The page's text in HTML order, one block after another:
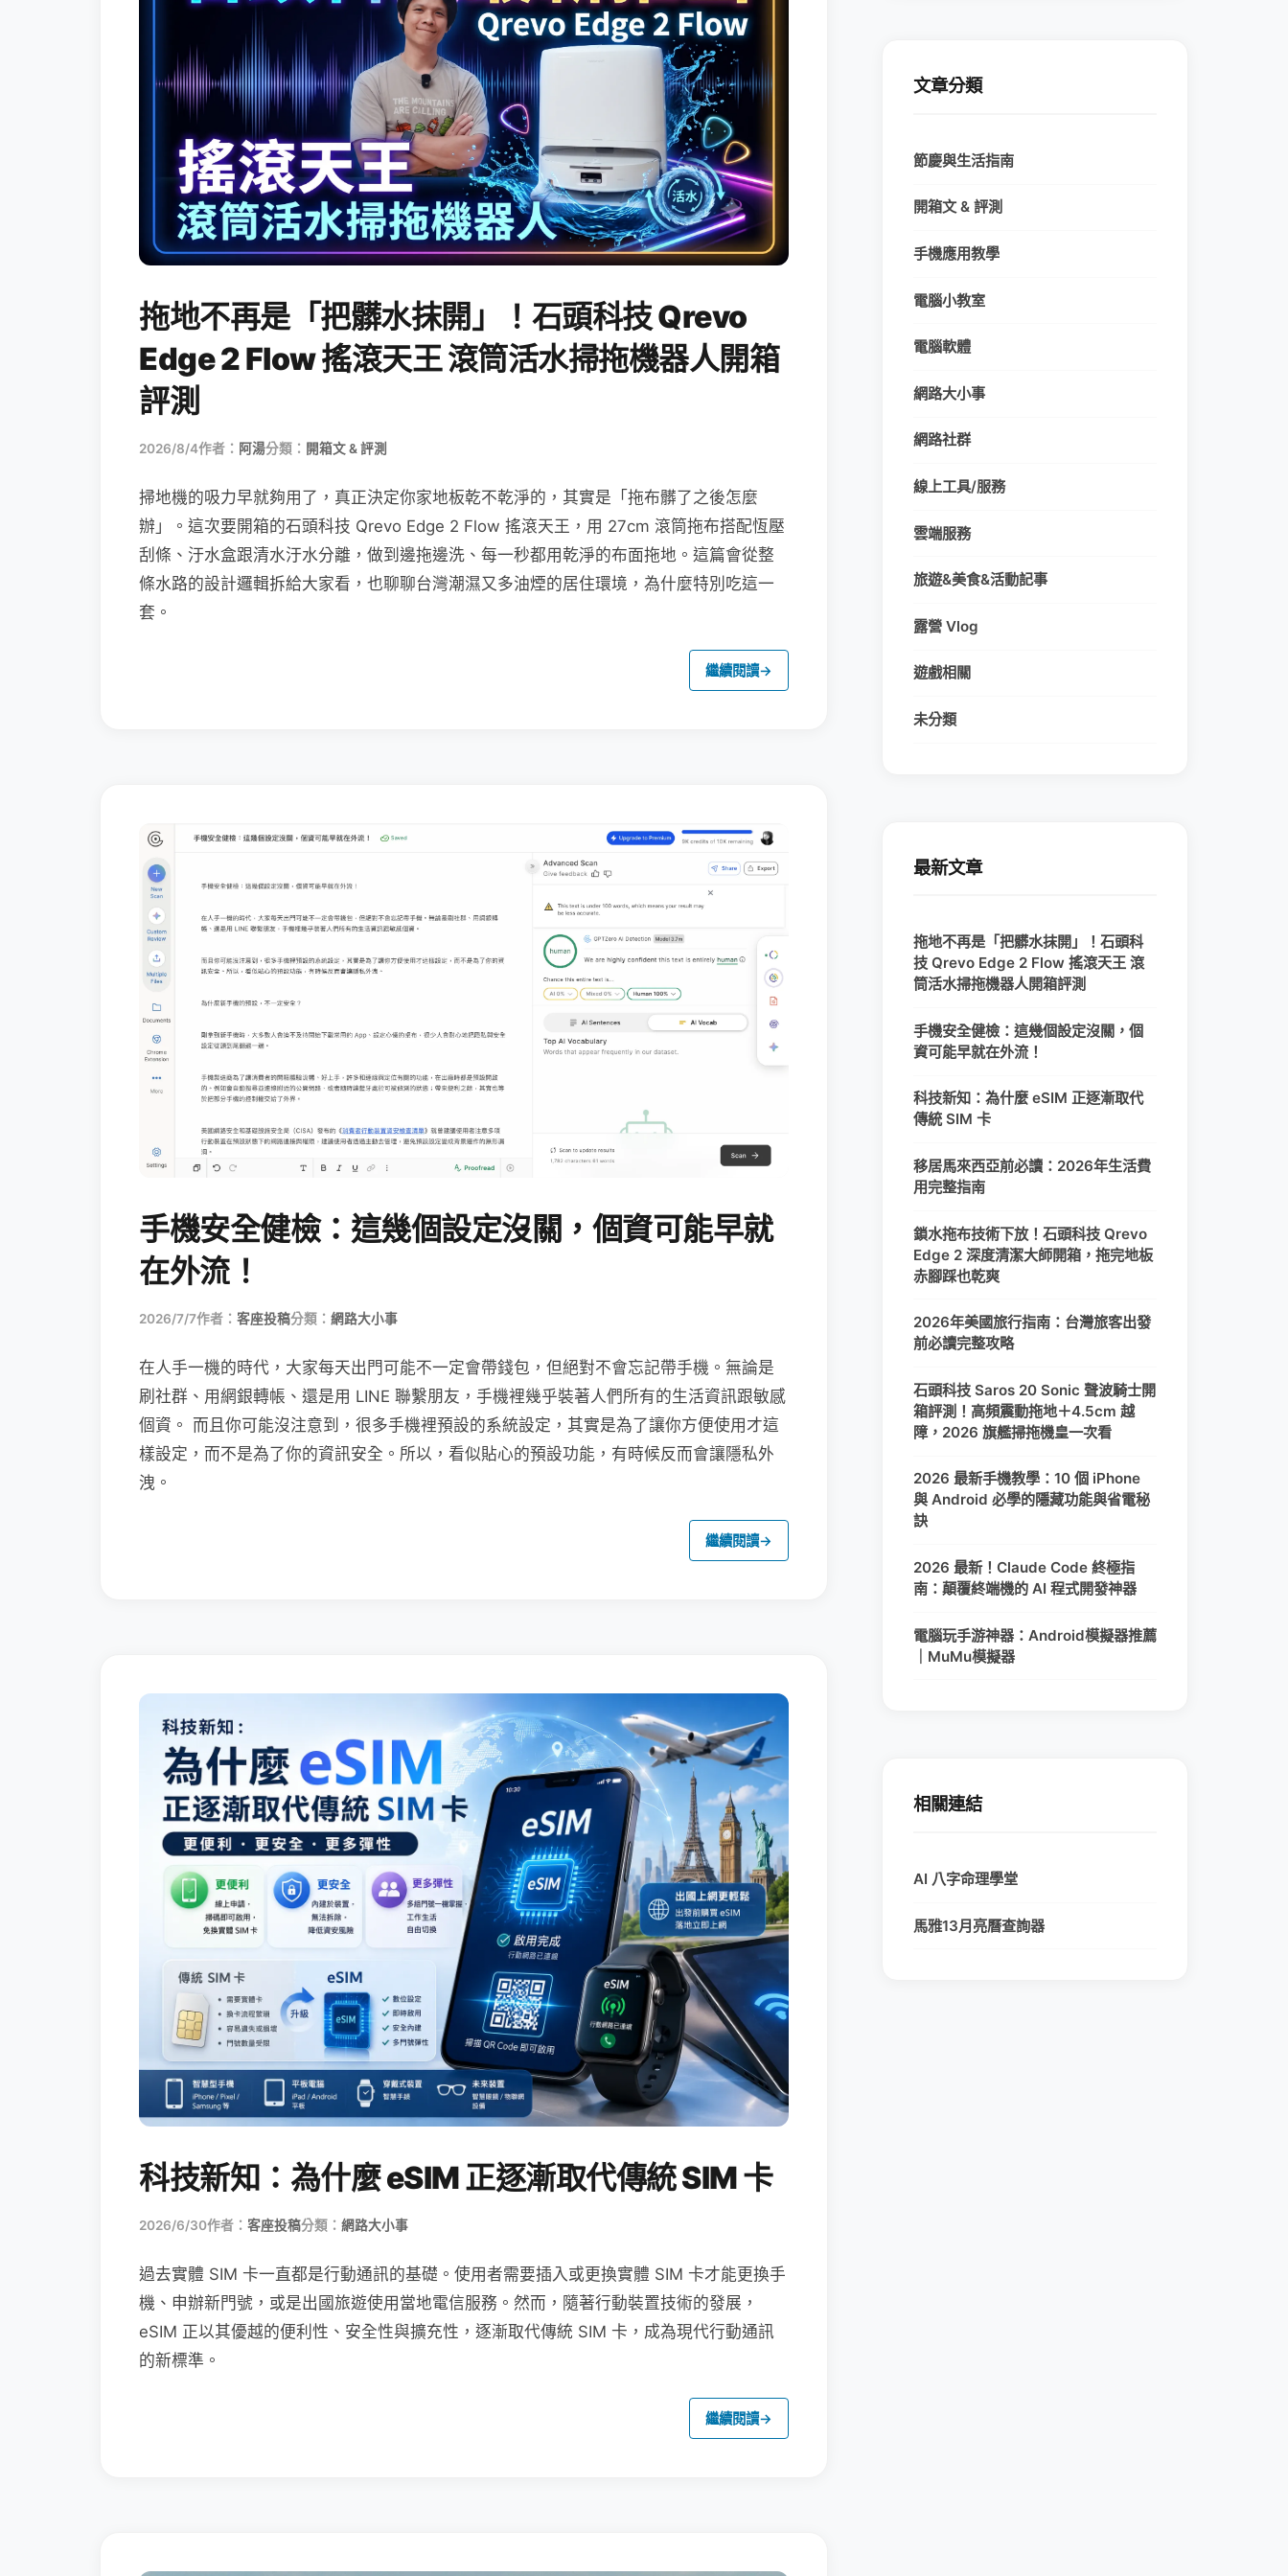
拖地不再是「把髒水抹開」！石頭科技 Qrevo
Edge 2 Flow 搖滾天王 滾筒活水掃拖機器人開箱
評測
2026/8/4作者： 阿湯分類： 開箱文 & 評測
掃地機的吸力早就夠用了，真正決定你家地板乾不乾淨的，其實是「拖布髒了之後怎麼
辦」。這次要開箱的石頭科技 Qrevo Edge 2 Flow 搖滾天王，用 27cm 滾筒拖布搭配恆壓
刮條、汙水盒跟清水汙水分離，做到邊拖邊洗、每一秒都用乾淨的布面拖地。這篇會從整
條水路的設計邏輯拆給大家看，也聊聊台灣潮濕又多油煙的居住環境，為什麼特別吃這一
套。
繼續閱讀→
手機安全健檢：這幾個設定沒關，個資可能早就
在外流！
2026/7/7作者： 客座投稿分類： 網路大小事
在人手一機的時代，大家每天出門可能不一定會帶錢包，但絕對不會忘記帶手機。無論是
刷社群、用網銀轉帳、還是用 LINE 聯繫朋友，手機裡幾乎裝著人們所有的生活資訊跟敏感
個資。 而且你可能沒注意到，很多手機裡預設的系統設定，其實是為了讓你方便使用才這
樣設定，而不是為了你的資訊安全。所以，看似貼心的預設功能，有時候反而會讓隱私外
洩。
繼續閱讀→
科技新知：為什麼 eSIM 正逐漸取代傳統 SIM 卡
2026/6/30作者： 客座投稿分類： 網路大小事
過去實體 SIM 卡一直都是行動通訊的基礎。使用者需要插入或更換實體 SIM 卡才能更換手
機、申辦新門號，或是出國旅遊使用當地電信服務。然而，隨著行動裝置技術的發展，
eSIM 正以其優越的便利性、安全性與擴充性，逐漸取代傳統 SIM 卡，成為現代行動通訊
的新標準。
繼續閱讀→
文章分類
節慶與生活指南
開箱文 & 評測
手機應用教學
電腦小教室
電腦軟體
網路大小事
網路社群
線上工具/服務
雲端服務
旅遊&美食&活動記事
露營 Vlog
遊戲相關
未分類
最新文章
拖地不再是「把髒水抹開」！石頭科
技 Qrevo Edge 2 Flow 搖滾天王 滾
筒活水掃拖機器人開箱評測
手機安全健檢：這幾個設定沒關，個
資可能早就在外流！
科技新知：為什麼 eSIM 正逐漸取代
傳統 SIM 卡
移居馬來西亞前必讀：2026年生活費
用完整指南
鎖水拖布技術下放！石頭科技 Qrevo
Edge 2 深度清潔大師開箱，拖完地板
赤腳踩也乾爽
2026年美國旅行指南：台灣旅客出發
前必讀完整攻略
石頭科技 Saros 20 Sonic 聲波騎士開
箱評測！高頻震動拖地＋4.5cm 越
障，2026 旗艦掃拖機皇一次看
2026 最新手機教學：10 個 iPhone
與 Android 必學的隱藏功能與省電秘
訣
2026 最新！Claude Code 終極指
南：顛覆終端機的 AI 程式開發神器
電腦玩手游神器：Android模擬器推薦
｜MuMu模擬器
相關連結
AI 八字命理學堂
馬雅13月亮曆查詢器